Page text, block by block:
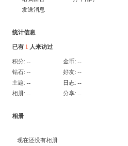
发送消息
统计信息
已有 1 人来访过
积分: -- 金币: --
钻石: -- 好友: --
主题: -- 日志: --
相册: -- 分享: --
相册
现在还没有相册